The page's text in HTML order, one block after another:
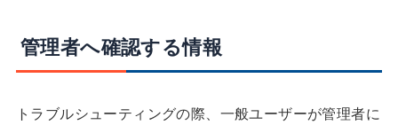
管理者へ確認する情報
トラブルシューティングの際、一般ユーザーが管理者に